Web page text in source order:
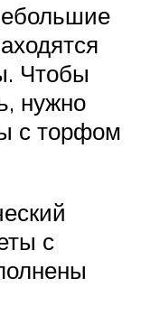
Чтобы
нужно
с торфом
с